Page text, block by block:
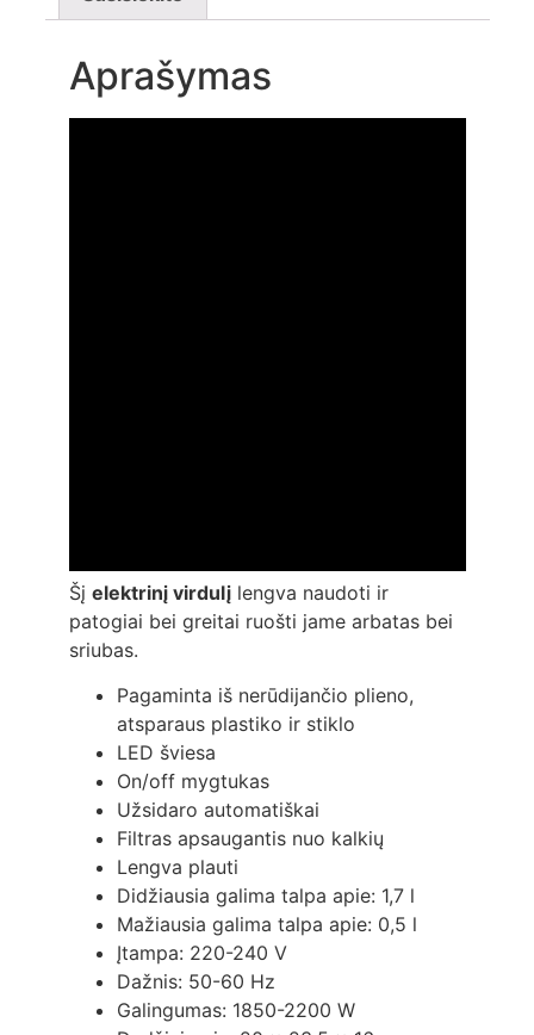
Aprašymas
Šį elektrinį virdulįlengva naudoti ir
patogiai bei greitai ruošti jame arbatas bei
sriubas.
Pagaminta iš nerūdijančio plieno,
atsparaus plastiko ir stiklo
LED šviesa
On/off mygtukas
Užsidaro automatiškai
Filtras apsaugantis nuo kalkių
Lengva plauti
Didžiausia galima talpa apie: 1,7 l
Mažiausia galima talpa apie: 0,5 l
Įtampa: 220-240 V
Dažnis: 50-60 Hz
Galingumas: 1850-2200 W